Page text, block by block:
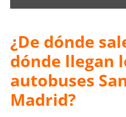
¿De dónde
dónde llegan
autobuses
Madrid?